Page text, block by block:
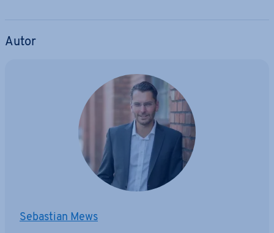
Autor
Sebastian Mews